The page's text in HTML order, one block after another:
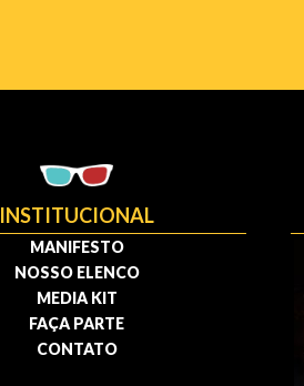
INSTITUCIONAL
MANIFESTO
NOSSO ELENCO
MEDIA KIT
FAÇA PARTE
CONTATO